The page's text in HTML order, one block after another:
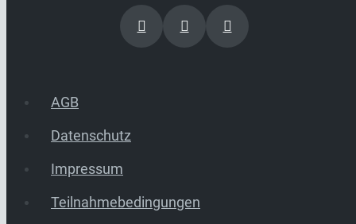
AGB
Datenschutz
Impressum
Teilnahmebedingungen